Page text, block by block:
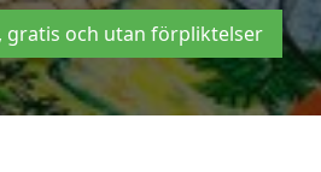
gratis och utan förpliktelser